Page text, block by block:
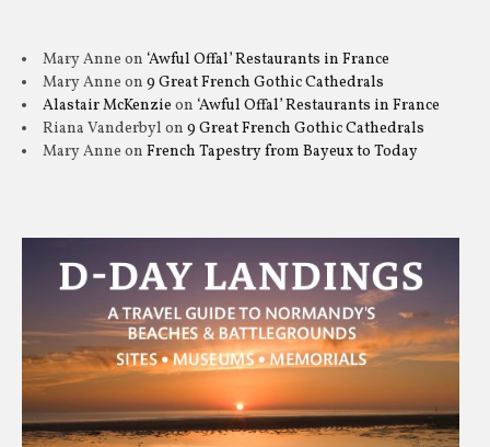
Mary Anne on ‘Awful Offal’ Restaurants in France
Mary Anne on 9 Great French Gothic Cathedrals
Alastair McKenzie on ‘Awful Offal’ Restaurants in France
Riana Vanderbyl on 9 Great French Gothic Cathedrals
Mary Anne on French Tapestry from Bayeux to Today